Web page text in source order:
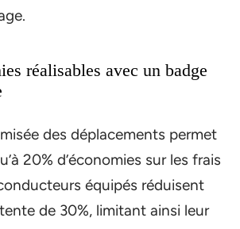
réalisables avec un badge
des déplacements permet
20% d’économies sur les frais
équipés réduisent
de 30%, limitant ainsi leur